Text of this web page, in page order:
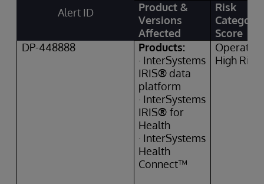
Alert ID
Product &
Versions
Affected
Risk
Category
Score
DP-448888
Products:
· InterSystems
IRIS® data
platform
· InterSystems
IRIS®for
Health
· InterSystems
Health
Connect™
High Risk